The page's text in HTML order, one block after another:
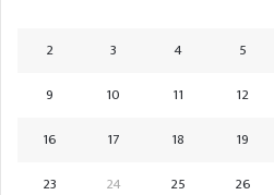
2
3 4 5
9
10 11 12
16
17 18 19
23
24 25 26